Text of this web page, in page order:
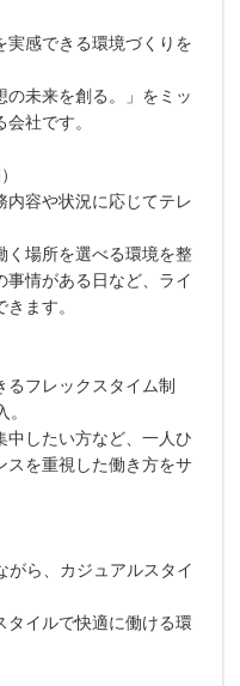
実感できる環境づくりを
の未来を創る。」をミッ
社です。
内容や状況に応じてテレ
く場所を選べる環境を整
事情がある日など、ライ
ます。
フレックスタイム制
中したい方など、一人ひ
スを重視した働き方をサ
がら、カジュアルスタイ
タイルで快適に働ける環